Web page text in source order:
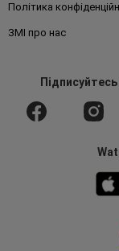
Політика
ЗМІ про нас
Підписуйтесь